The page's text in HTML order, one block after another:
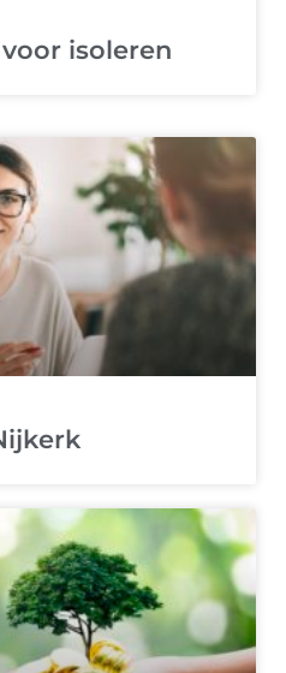
isoleren